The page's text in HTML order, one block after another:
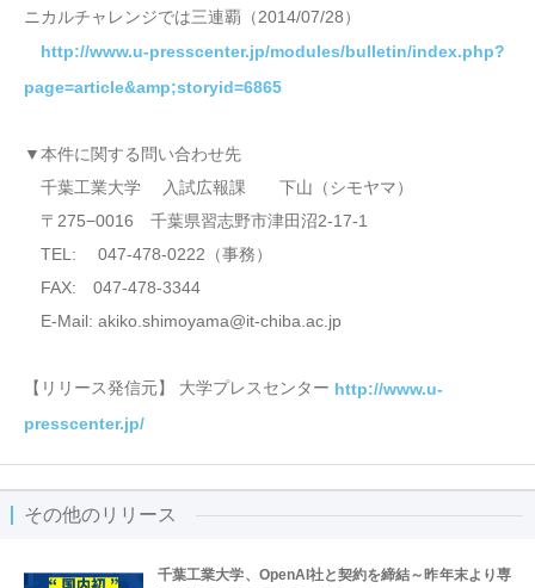
ニカルチャレンジでは三連覇（2014/07/28）
http://www.u-presscenter.jp/modules/bulletin/index.php?
page=article&amp;storyid=6865
▼本件に関する問い合わせ先
千葉工業大学 入試広報課 下山（シモヤマ）
〒275−0016 千葉県習志野市津田沼2-17-1
TEL: 047-478-0222（事務）
FAX: 047-478-3344
E-Mail: akiko.shimoyama@it-chiba.ac.jp
【リリース発信元】 大学プレスセンター http://www.u-
presscenter.jp/
その他のリリース
千葉工業大学、OpenAI社と契約を締結～昨年末より専